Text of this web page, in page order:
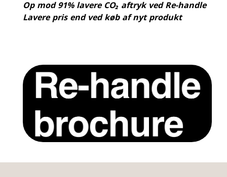
Op mod 91% lavere CO₂ aftryk ved Re-handle
Lavere pris end ved køb af nyt produkt